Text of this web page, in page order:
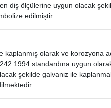
diş ölçülerine uygun olacak
edilmiştir.
kaplanmış olarak ve korozyona
standardına uygun
şekilde galvaniz ile